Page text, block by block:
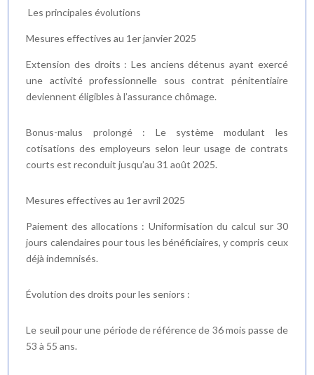
Les principales évolutions
Mesures effectives au 1er janvier 2025
Extension des droits : Les anciens détenus ayant exercé
une activité professionnelle sous contrat pénitentiaire
deviennent éligibles à l’assurance chômage.
Bonus-malus prolongé : Le système modulant les
cotisations des employeurs selon leur usage de contrats
courts est reconduit jusqu’au 31 août 2025.
Mesures effectives au 1er avril 2025
Paiement des allocations : Uniformisation du calcul sur 30
jours calendaires pour tous les bénéficiaires, y compris ceux
déjà indemnisés.
Évolution des droits pour les seniors :
Le seuil pour une période de référence de 36 mois passe de
53 à 55 ans.